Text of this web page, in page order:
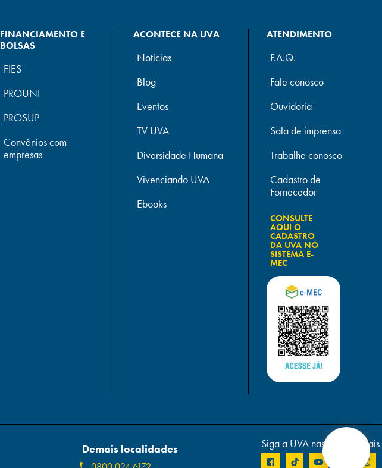
FINANCIAMENTO E
BOLSAS
FIES
PROUNI
PROSUP
Convênios com
empresas
ACONTECE NA UVA
Notícias
Blog
Eventos
TV UVA
Diversidade Humana
Vivenciando UVA
Ebooks
ATENDIMENTO
F.A.Q.
Fale conosco
Ouvidoria
Sala de imprensa
Trabalhe conosco
Cadastro de
Fornecedor
CONSULTE
AQUIO
CADASTRO
DA UVA NO
SISTEMA E-
MEC
Demais localidades Siga a UVA nas redes sociais